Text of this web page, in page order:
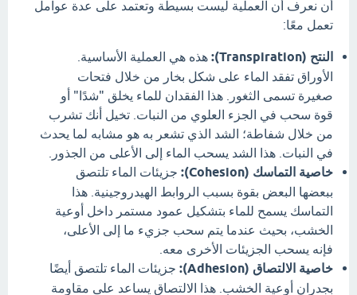
أن نعرف أن العملية ليست بسيطة وتعتمد على عدة عوامل
تعمل معًا:
النتح (Transpiration):
هذه هي العملية الأساسية.
الأوراق تفقد الماء على شكل بخار من خلال فتحات
صغيرة تسمى الثغور. هذا الفقدان للماء يخلق "شدًا" أو
قوة سحب في الجزء العلوي من النبات. تخيل أنك تشرب
من خلال شفاطة؛ الشد الذي تشعر به هو مشابه لما يحدث
في النبات. هذا الشد يسحب الماء إلى الأعلى من الجذور.
خاصية التماسك (Cohesion):
جزيئات الماء تلتصق
ببعضها البعض بقوة بسبب الروابط الهيدروجينية. هذا
التماسك يسمح للماء بتشكيل عمود مستمر داخل أوعية
الخشب، بحيث عندما يتم سحب جزيء ما إلى الأعلى،
فإنه يسحب الجزيئات الأخرى معه.
خاصية الالتصاق (Adhesion):
جزيئات الماء تلتصق أيضًا
بجدران أوعية الخشب. هذا الالتصاق يساعد على مقاومة